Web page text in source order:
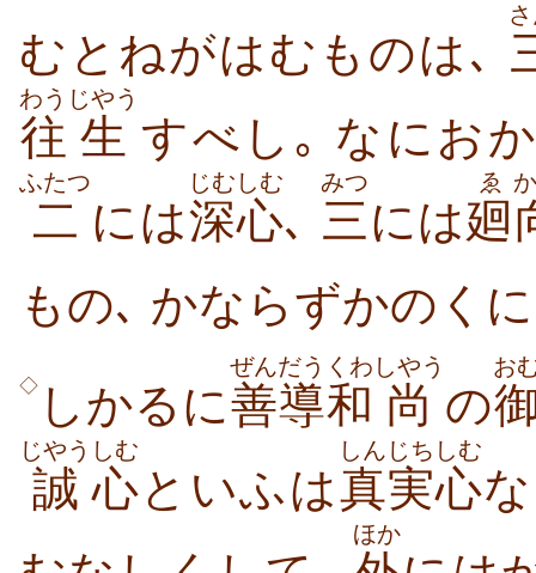
むとねがはむものは､
往
わう
生
じやう
すべし｡ なにお
二
ふたつ
には深心
じむしむ
､ 三
みつ
には廻
ゑ
もの､ かならずかのく
◇ しかるに善導
ぜんだう
和
くわ
尚
しやう
の
お
誠
じやう
心
しむ
といふは真実
しんじち
心
しむ
ほか